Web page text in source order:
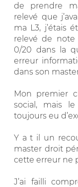
de prendre
relevé que
ma L3, j’étais
relevé de note
0/20 dans la
erreur
dans son
Mon premier
social, mais
toujours eu
Y a t il un
master droit
cette erreur ne
J’ai failli